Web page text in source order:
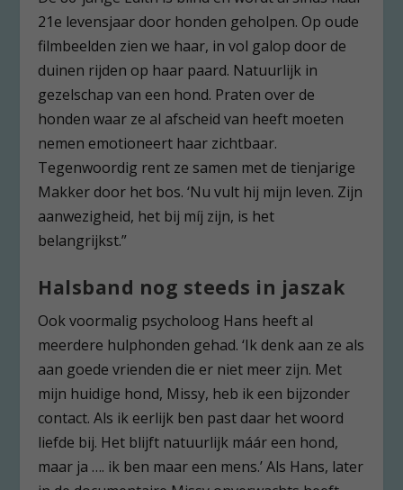
21e levensjaar door honden geholpen. Op oude
filmbeelden zien we haar, in vol galop door de
duinen rijden op haar paard. Natuurlijk in
gezelschap van een hond. Praten over de
honden waar ze al afscheid van heeft moeten
nemen emotioneert haar zichtbaar.
Tegenwoordig rent ze samen met de tienjarige
Makker door het bos. ‘Nu vult hij mijn leven. Zijn
aanwezigheid, het bij míj zijn, is het
belangrijkst.”
Halsband nog steeds in jaszak
Ook voormalig psycholoog Hans heeft al
meerdere hulphonden gehad. ‘Ik denk aan ze als
aan goede vrienden die er niet meer zijn. Met
mijn huidige hond, Missy, heb ik een bijzonder
contact. Als ik eerlijk ben past daar het woord
liefde bij. Het blijft natuurlijk máár een hond,
maar ja …. ik ben maar een mens.’ Als Hans, later